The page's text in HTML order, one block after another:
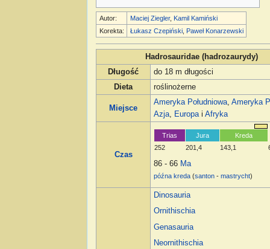
Autor: Maciej Ziegler, Kamil Kamiński
Korekta:
Łukasz Czepiński, Paweł Konarzewski
Hadrosauridae (hadrozaurydy)
Długość
do 18 m długości
Dieta
roślinożerne
Miejsce
Ameryka Południowa,Ameryka
Azja, EuropaiAfryka
Czas
Trias
252
Jura
201,4
Kreda
143,1
86 - 66 Ma
późna kreda (santon -mastrycht)
Dinosauria
Ornithischia
Genasauria
Neornithischia